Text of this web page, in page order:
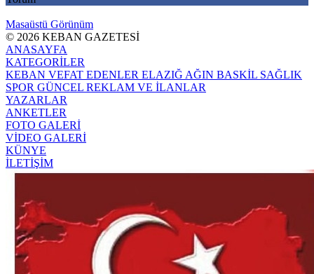
Masaüstü Görünüm
© 2026 KEBAN GAZETESİ
ANASAYFA
KATEGORİLER
KEBAN VEFAT EDENLER ELAZIĞ AĞIN BASKİL SAĞLIK
SPOR GÜNCEL REKLAM VE İLANLAR
YAZARLAR
ANKETLER
FOTO GALERİ
VİDEO GALERİ
KÜNYE
İLETİŞİM